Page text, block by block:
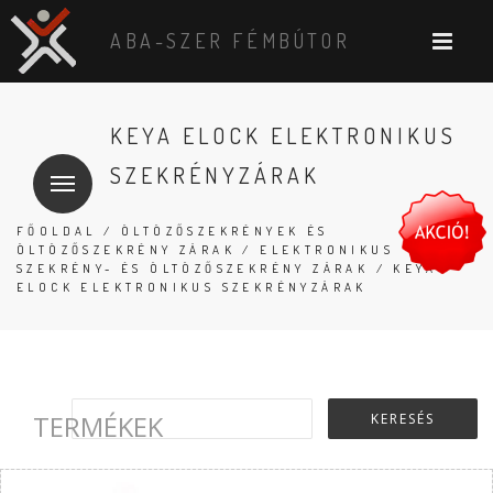
ABA-SZER FÉMBÚTOR
KEYA ELOCK ELEKTRONIKUS
SZEKRÉNYZÁRAK
FŐOLDAL / ÖLTÖZŐSZEKRÉNYEK ÉS
ÖLTÖZŐSZEKRÉNY ZÁRAK
/ ELEKTRONIKUS
SZEKRÉNY- ÉS ÖLTÖZŐSZEKRÉNY ZÁRAK
/ KEYA
ELOCK ELEKTRONIKUS SZEKRÉNYZÁRAK
TERMÉKEK